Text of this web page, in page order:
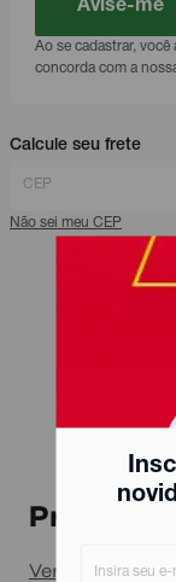
Avise-me
Ao se cadastrar,
concorda com a
Calcule seu frete
Não sei meu CEP
Produtos
Ver todos